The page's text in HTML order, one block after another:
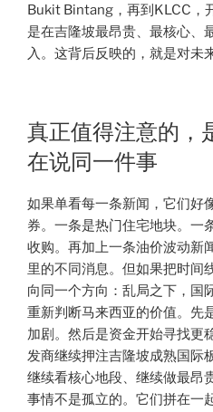
Bukit Bintang，再到KLCC，
是在吉隆坡最昂贵、最核心、
入。这背后反映的，就是对未
真正值得注意的，
在说同一件事
如果单看每一条新闻，它们好
券。一条是热门住宅地块。一
收购。再加上一条油价波动新
里的不同消息。但如果把时间
向同一个方向：乱局之下，国
重新判断马来西亚的价值。先
加剧。然后是资金开始寻找更
发商继续押注吉隆坡成熟国际
继续看核心地段、继续做最昂
事情不是孤立的。它们拼在一